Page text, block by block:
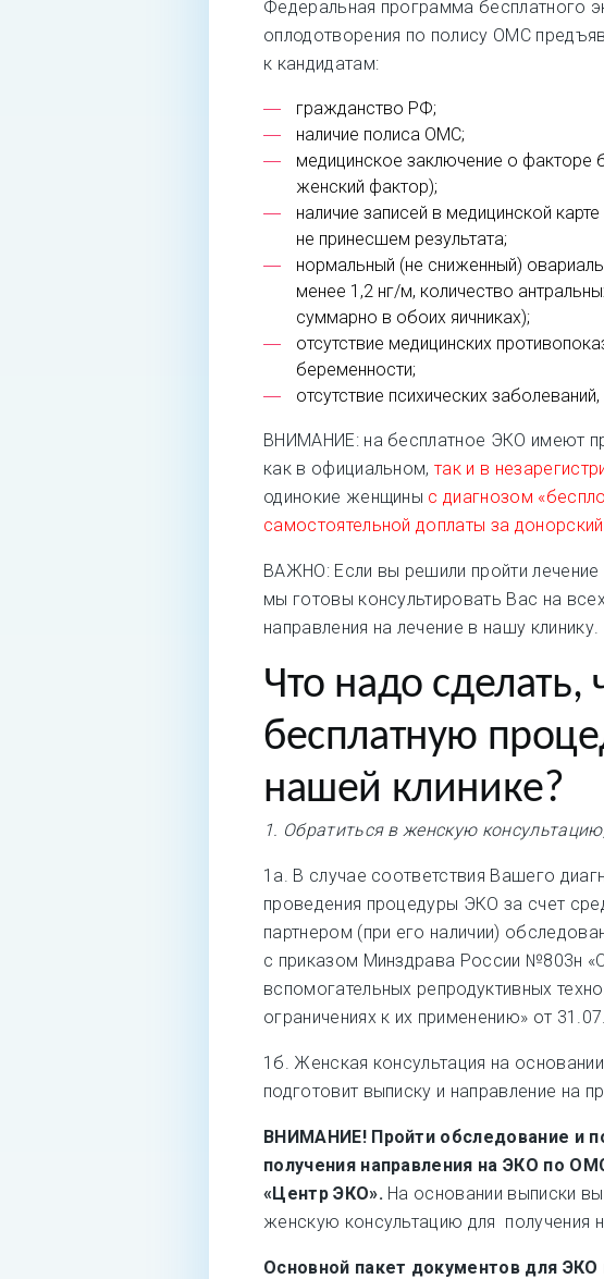
Федеральная программа бесплатного
оплодотворения по полису ОМС
к кандидатам:
гражданство РФ;
наличие полиса ОМС;
медицинское заключение о факторе
женский фактор);
наличие записей в медицинской
не принесшем результата;
нормальный (не сниженный)
менее 1,2 нг/м, количество
суммарно в обоих яичниках);
отсутствие медицинских
беременности;
отсутствие психических
ВНИМАНИЕ: на бесплатное ЭКО имеют
как в официальном,так и в
одинокие женщины с диагнозом
самостоятельной доплаты за
ВАЖНО: Если вы решили пройти лечение
мы готовы консультировать Вас на
направления на лечение в нашу клинику.
Что надо сделать,
бесплатную
нашей клинике?
1. Обратиться в женскую
1а. В случае соответствия Вашего
проведения процедуры ЭКО за счет
партнером (при его наличии)
с приказом Минздрава России №803н
вспомогательных репродуктивных
ограничениях к их применению» от
1б. Женская консультация на
подготовит выписку и направление на
ВНИМАНИЕ! Пройти обследование и
получения направления на ЭКО по
«Центр ЭКО».На основании выписки
женскую консультацию для получения
Основной пакет документов для